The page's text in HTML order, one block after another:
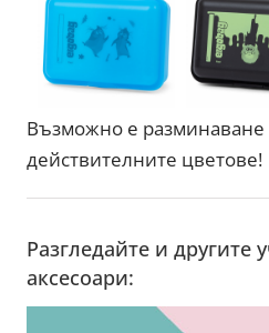
Възможно е разминаване
действителните цветове!
Разгледайте и другите
аксесоари: